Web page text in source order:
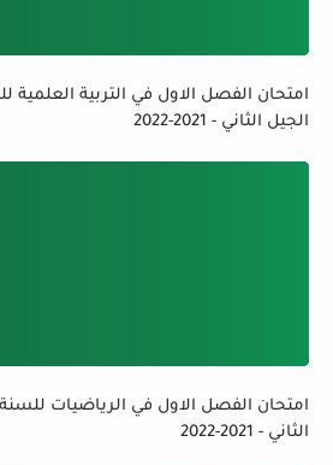
امتحان الفصل الاول في التربية العلمية
الجيل الثاني - 2021-2022
امتحان الفصل الاول في الرياضيات للسنة
الثاني - 2021-2022